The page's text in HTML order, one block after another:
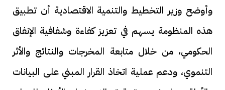
وأوضح وزير التخطيط والتنمية الاقتصادية أن تطبيق
هذه المنظومة يسهم في تعزيز كفاءة وشفافية الإنفاق
الحكومي، من خلال متابعة المخرجات والنتائج والأثر
التنموي، ودعم عملية اتخاذ القرار المبني على البيانات